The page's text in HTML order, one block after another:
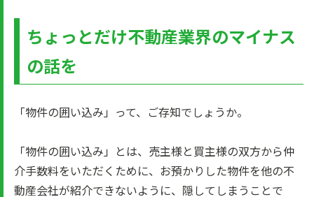
ちょっとだけ不動産業界のマイナス
の話を
「物件の囲い込み」って、ご存知でしょうか。
「物件の囲い込み」とは、売主様と買主様の双方から仲
介手数料をいただくために、お預かりした物件を他の不
動産会社が紹介できないように、隠してしまうことで